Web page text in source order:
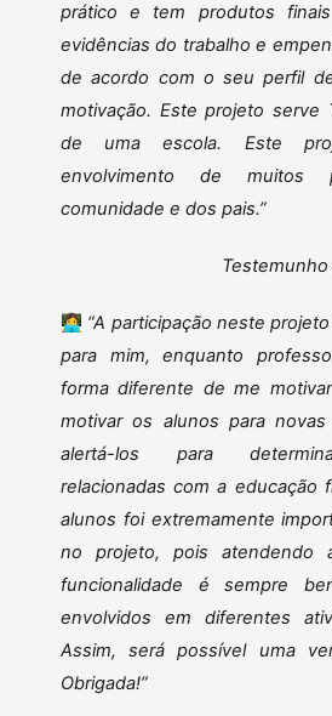
prático e tem produtos
evidências do trabalho e
de acordo com o seu perfil
motivação. Este projeto serve
de uma escola. Este
envolvimento de muitos
comunidade e dos pais.”
👩‍💻 “A participação neste
para mim, enquanto
forma diferente de me
motivar os alunos para
alertá-los para
relacionadas com a educação
alunos foi extremamente
no projeto, pois atendendo
funcionalidade é sempre
envolvidos em diferentes
Assim, será possível uma
Obrigada!”